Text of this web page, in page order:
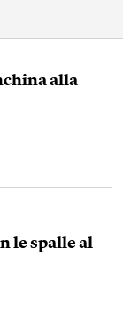
alla
le spalle al